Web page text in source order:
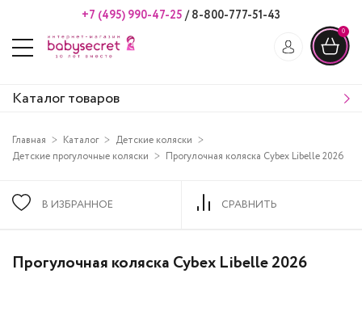
+7 (495) 990-47-25 /8-800-777-51-43
0
Каталог товаров
Главная Каталог
Детские коляски
Детские прогулочные коляски
Прогулочная коляска Cybex Libelle 2026
В ИЗБРАННОЕ СРАВНИТЬ
Прогулочная коляска Cybex Libelle 2026